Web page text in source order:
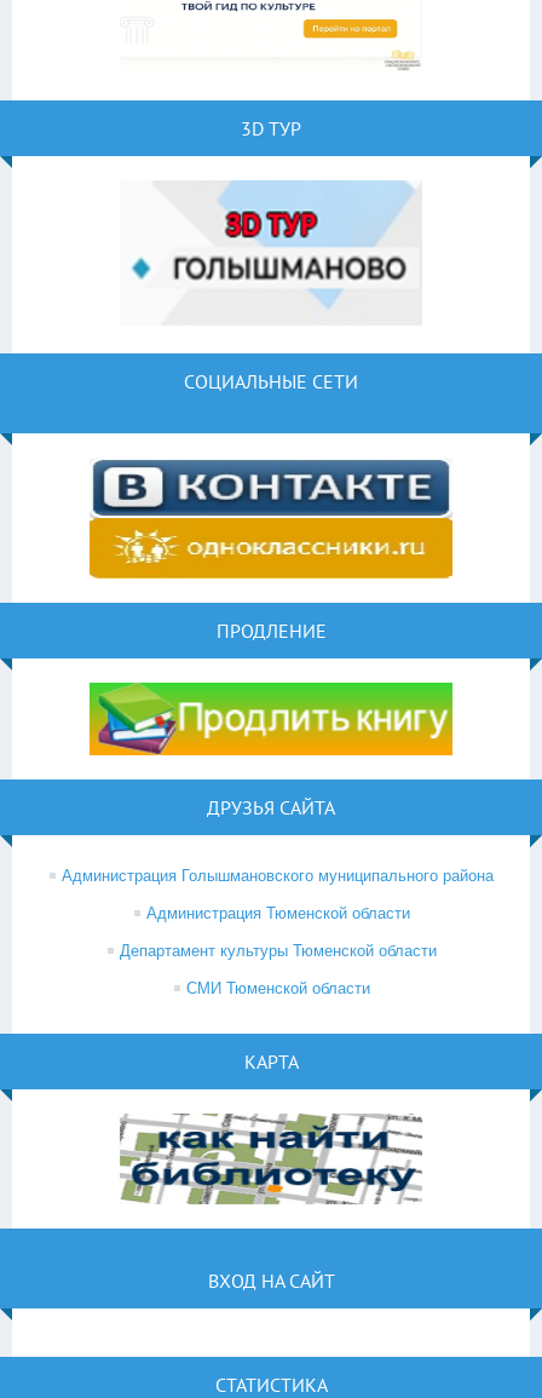
3D ТУР
СОЦИАЛЬНЫЕ СЕТИ
ПРОДЛЕНИЕ
ДРУЗЬЯ САЙТА
Администрация Голышмановского муниципального района
Администрация Тюменской области
Департамент культуры Тюменской области
СМИ Тюменской области
КАРТА
ВХОД НА САЙТ
СТАТИСТИКА